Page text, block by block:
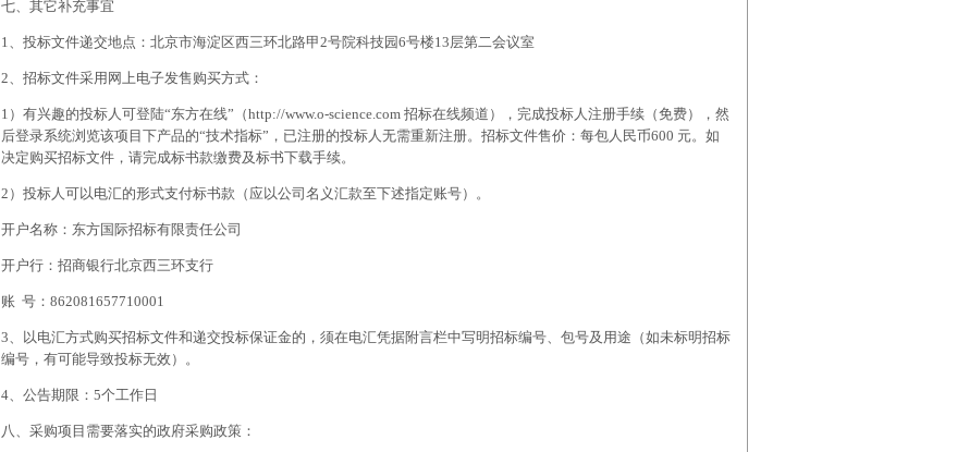
七、其它补充事宜
1、投标文件递交地点：北京市海淀区西三环北路甲2号院科技园6号楼13层第二会议室
2、招标文件采用网上电子发售购买方式：
1）有兴趣的投标人可登陆“东方在线”（http://www.o-science.com 招标在线频道），完成投标人注册手续（免费），然
后登录系统浏览该项目下产品的“技术指标”，已注册的投标人无需重新注册。招标文件售价：每包人民币600 元。如
决定购买招标文件，请完成标书款缴费及标书下载手续。
2）投标人可以电汇的形式支付标书款（应以公司名义汇款至下述指定账号）。
开户名称：东方国际招标有限责任公司
开户行：招商银行北京西三环支行
账 号：862081657710001
3、以电汇方式购买招标文件和递交投标保证金的，须在电汇凭据附言栏中写明招标编号、包号及用途（如未标明招标
编号，有可能导致投标无效）。
4、公告期限：5个工作日
八、采购项目需要落实的政府采购政策：